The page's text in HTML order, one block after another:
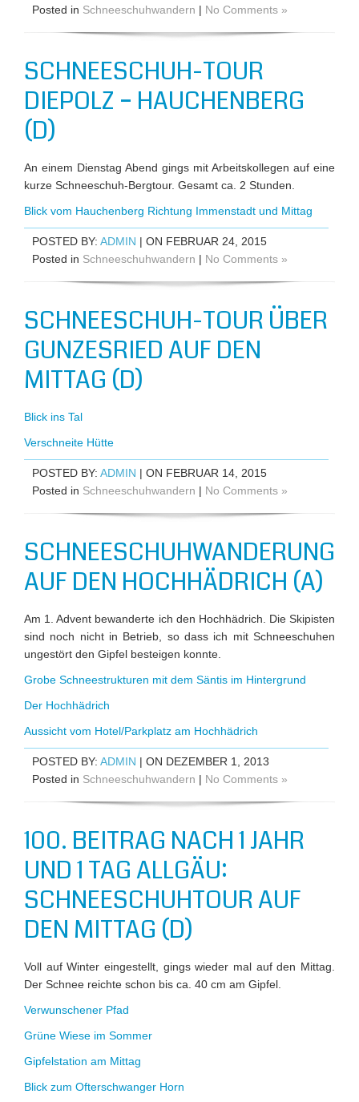
Posted in Schneeschuhwandern | No Comments »
SCHNEESCHUH-TOUR
DIEPOLZ – HAUCHENBERG
(D)
An einem Dienstag Abend gings mit Arbeitskollegen auf eine
kurze Schneeschuh-Bergtour. Gesamt ca. 2 Stunden.
Blick vom Hauchenberg Richtung Immenstadt und Mittag
POSTED BY: ADMIN | ON FEBRUAR 24, 2015
Posted in Schneeschuhwandern | No Comments »
SCHNEESCHUH-TOUR ÜBER
GUNZESRIED AUF DEN
MITTAG (D)
Blick ins Tal
Verschneite Hütte
POSTED BY: ADMIN | ON FEBRUAR 14, 2015
Posted in Schneeschuhwandern | No Comments »
SCHNEESCHUHWANDERUNG
AUF DEN HOCHHÄDRICH (A)
Am 1. Advent bewanderte ich den Hochhädrich. Die Skipisten
sind noch nicht in Betrieb, so dass ich mit Schneeschuhen
ungestört den Gipfel besteigen konnte.
Grobe Schneestrukturen mit dem Säntis im Hintergrund
Der Hochhädrich
Aussicht vom Hotel/Parkplatz am Hochhädrich
POSTED BY: ADMIN | ON DEZEMBER 1, 2013
Posted in Schneeschuhwandern | No Comments »
100. BEITRAG NACH 1 JAHR
UND 1 TAG ALLGÄU:
SCHNEESCHUHTOUR AUF
DEN MITTAG (D)
Voll auf Winter eingestellt, gings wieder mal auf den Mittag.
Der Schnee reichte schon bis ca. 40 cm am Gipfel.
Verwunschener Pfad
Grüne Wiese im Sommer
Gipfelstation am Mittag
Blick zum Ofterschwanger Horn